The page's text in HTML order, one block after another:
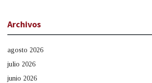
Archivos
agosto 2026
julio 2026
junio 2026